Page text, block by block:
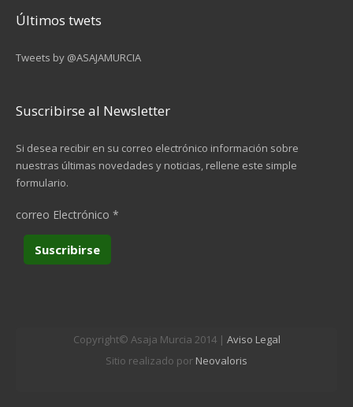
Últimos twets
Tweets by @ASAJAMURCIA
Suscribirse al Newsletter
Si desea recibir en su correo electrónico información sobre
nuestras últimas novedades y noticias, rellene este simple
formulario.
correo Electrónico *
Copyright© Asaja Murcia 2014 | Aviso Legal
Sitio realizado por Neovaloris